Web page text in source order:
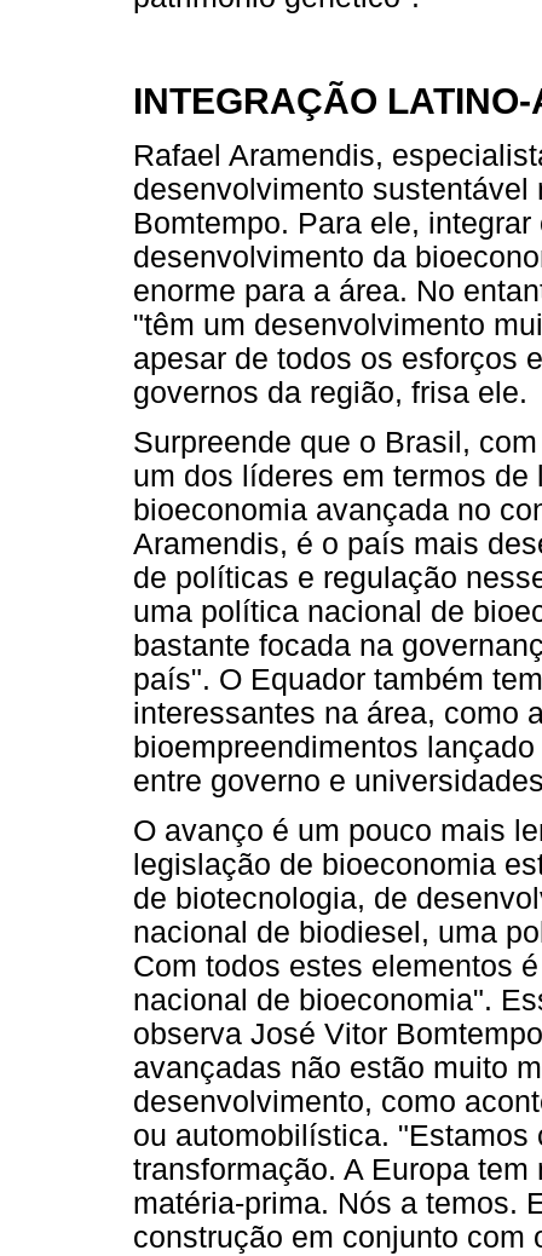
INTEGRAÇÃO
Rafael Aramendis,
desenvolvimento
Bomtempo. Para ele,
desenvolvimento da
enorme para a área. No
"têm um desenvolvimento
apesar de todos os esforços
governos da região, frisa ele.
Surpreende que o Brasil,
um dos líderes em termos
bioeconomia avançada no
Aramendis, é o país mais
de políticas e regulação
uma política nacional de
bastante focada na
país". O Equador também
interessantes na área, como
bioempreendimentos
entre governo e
O avanço é um pouco mais
legislação de bioeconomia
de biotecnologia, de
nacional de biodiesel, uma
Com todos estes elementos
nacional de bioeconomia".
observa José Vitor
avançadas não estão muito
desenvolvimento, como
ou automobilística. "Estamos
transformação. A Europa
matéria-prima. Nós a temos.
construção em conjunto